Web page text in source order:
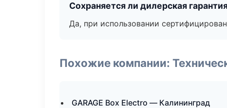
Сохраняется ли дилерская
Да, при использовании
Похожие компании:
GARAGE Box Electro — Калининград